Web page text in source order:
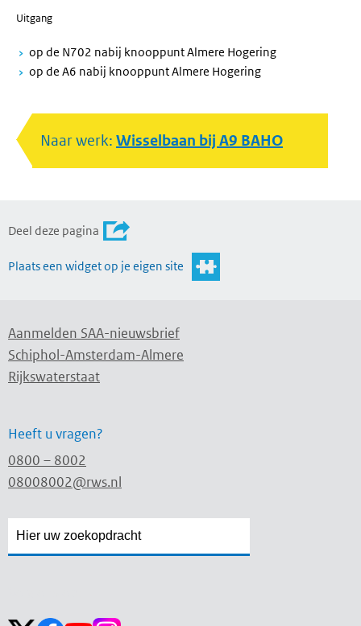
Uitgang
op de N702 nabij knooppunt Almere Hogering
op de A6 nabij knooppunt Almere Hogering
Naar werk: Wisselbaan bij A9 BAHO
Deel deze pagina
Plaats een widget op je eigen site
Aanmelden SAA-nieuwsbrief
Schiphol-Amsterdam-Almere
Rijkswaterstaat
Heeft u vragen?
0800 – 8002
08008002@rws.nl